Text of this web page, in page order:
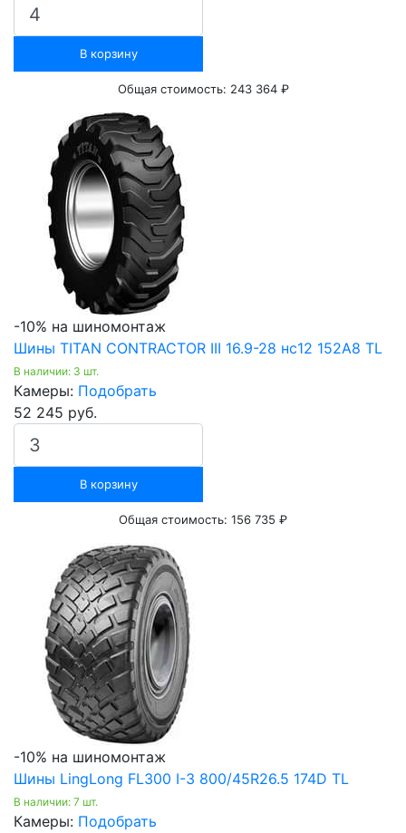
В корзину
Общая стоимость: 243 364 ₽
-10% на шиномонтаж
Шины TITAN CONTRACTOR III 16.9-28 нс12 152A8 TL
В наличии: 3 шт.
Камеры: Подобрать
52 245 руб.
В корзину
Общая стоимость: 156 735 ₽
-10% на шиномонтаж
Шины LingLong FL300 I-3 800/45R26.5 174D TL
В наличии: 7 шт.
Камеры: Подобрать